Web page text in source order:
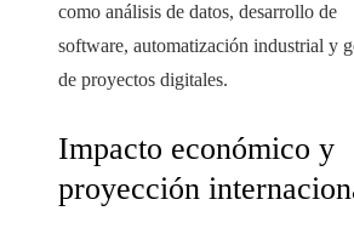
como análisis de datos, desarrollo de
software, automatización industrial y
de proyectos digitales.
Impacto económico y
proyección